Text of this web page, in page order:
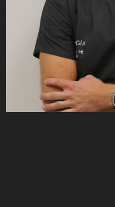
Emmanuel Kurtz